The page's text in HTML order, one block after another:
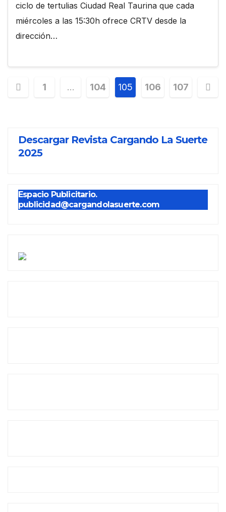
ciclo de tertulias Ciudad Real Taurina que cada
miércoles a las 15:30h ofrece CRTV desde la
dirección…
1 … 104 105 106 107
Descargar Revista Cargando La Suerte
2025
Espacio Publicitario.
publicidad@cargandolasuerte.com